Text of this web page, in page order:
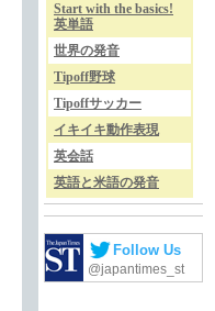
Start with the basics!
英単語
世界の発音
Tipoff野球
Tipoffサッカー
イキイキ動作表現
英会話
英語と米語の発音
Follow Us
@japantimes_st